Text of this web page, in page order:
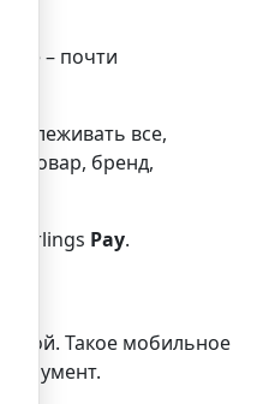
– почти
все,
товар, бренд,
Pay.
Такое мобильное